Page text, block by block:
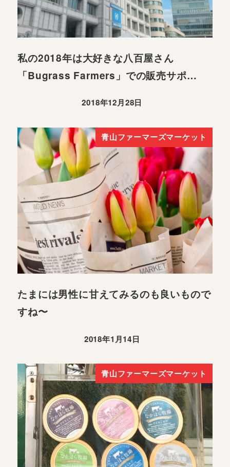
私の2018年は大好きな八百屋さん
「Bugrass Farmers」での販売サポ…
2018年12月28日
青山ファーマーズマーケット
たまには男性に甘えてみるのも良いもので
すね〜
2018年1月14日
青山ファーマーズマーケット